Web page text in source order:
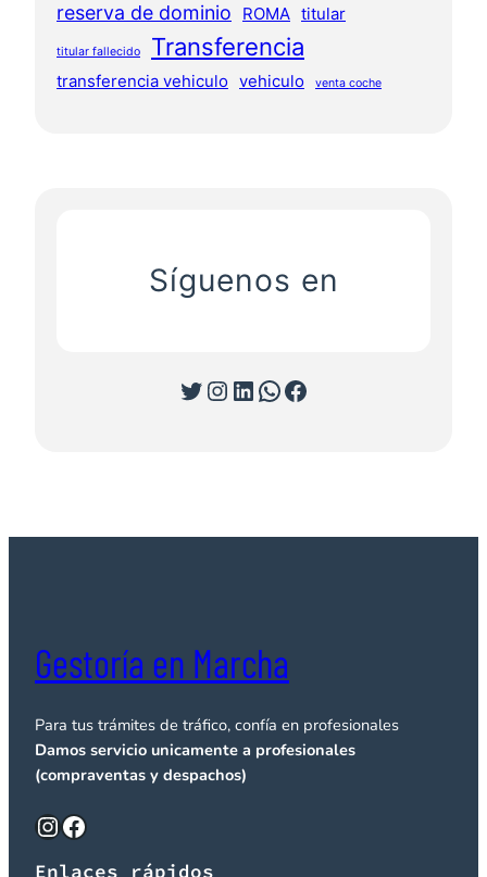
reserva de dominio ROMA titular
titular fallecido Transferencia
transferencia vehiculo vehiculo venta coche
Síguenos en
Twitter Instagram LinkedIn WhatsApp Facebook
Gestoría en Marcha
Para tus trámites de tráfico, confía en profesionales
Damos servicio unicamente a profesionales
(compraventas y despachos)
InstagramFacebook
Enlaces rápidos